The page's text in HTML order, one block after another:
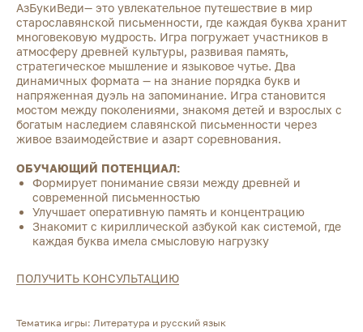
АзБукиВеди— это увлекательное путешествие в мир
старославянской письменности, где каждая буква хранит
многовековую мудрость. Игра погружает участников в
атмосферу древней культуры, развивая память,
стратегическое мышление и языковое чутье. Два
динамичных формата — на знание порядка букв и
напряженная дуэль на запоминание. Игра становится
мостом между поколениями, знакомя детей и взрослых с
богатым наследием славянской письменности через
живое взаимодействие и азарт соревнования.
ОБУЧАЮЩИЙ ПОТЕНЦИАЛ:
Формирует понимание связи между древней и
современной письменностью
Улучшает оперативную память и концентрацию
Знакомит с кириллической азбукой как системой, где
каждая буква имела смысловую нагрузку
ПОЛУЧИТЬ КОНСУЛЬТАЦИЮ
Тематика игры: Литература и русский язык